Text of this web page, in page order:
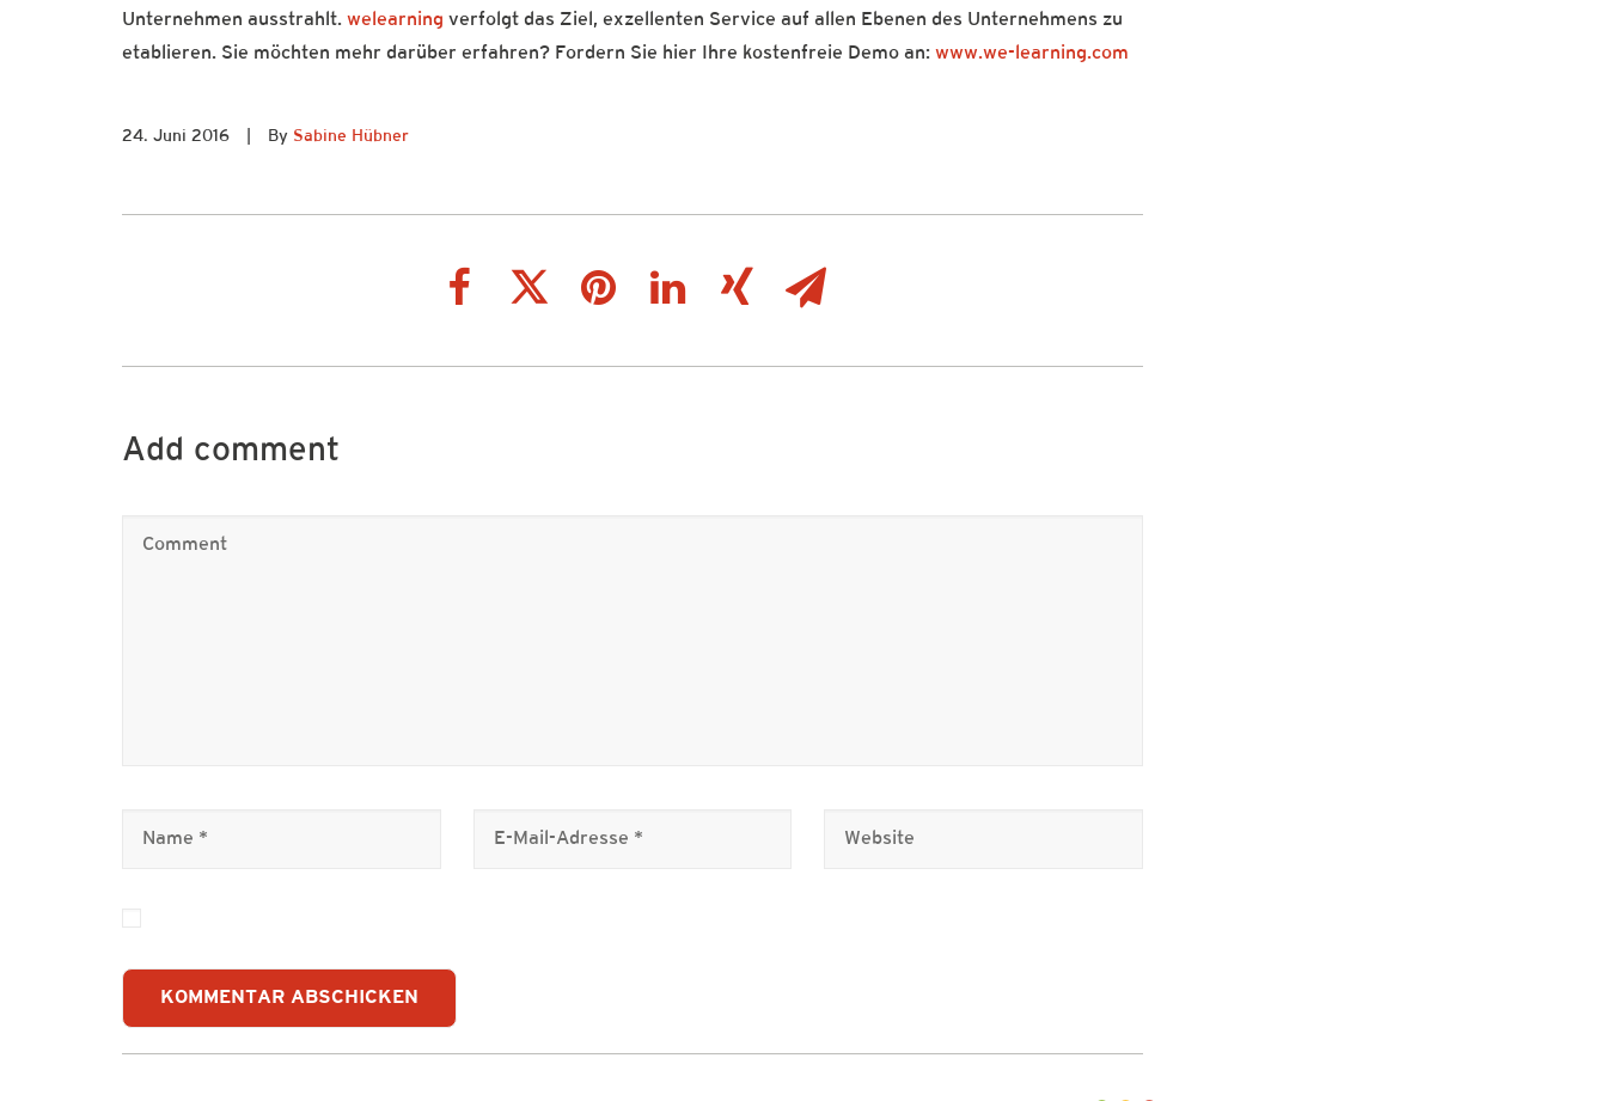
Unternehmen ausstrahlt. welearning verfolgt das Ziel, exzellenten Service auf allen Ebenen des Unternehmens zu
etablieren. Sie möchten mehr darüber erfahren? Fordern Sie hier Ihre kostenfreie Demo an: www.we-learning.com
24. Juni 2016 By Sabine Hübner
Add comment